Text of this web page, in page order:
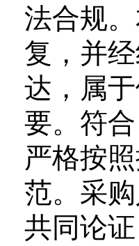
法合规
复，并
达，属
要。符
严格按
范。采
共同论